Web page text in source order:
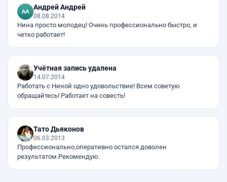
Андрей Андрей
08.08.2014
Нина просто молодец! Очень профессионально быстро, и
четко работает!
Учётная запись удалена
14.07.2014
Работать с Ниной одно удовольствие! Всем советую
обращайтесь! Работает на совесть!
Тато Дьяконов
06.03.2013
Профессионально,оперативно остался доволен
результатом.Рекомендую.